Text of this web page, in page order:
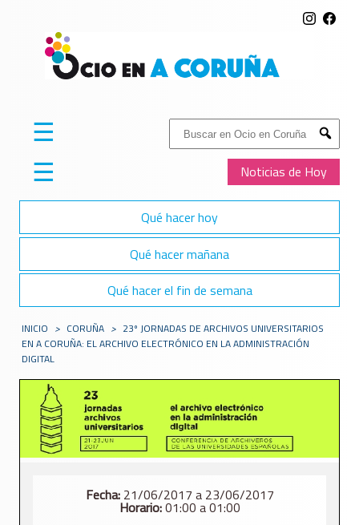
Buscar:
Submit
Noticias de Hoy
☰
☰
Qué hacer hoy
Qué hacer mañana
Qué hacer el fin de semana
INICIO > CORUÑA > 23º JORNADAS DE ARCHIVOS UNIVERSITARIOS
EN A CORUÑA: EL ARCHIVO ELECTRÓNICO EN LA ADMINISTRACIÓN
DIGITAL
Fecha:21/06/2017 a 23/06/2017
Horario:01:00 a 01:00